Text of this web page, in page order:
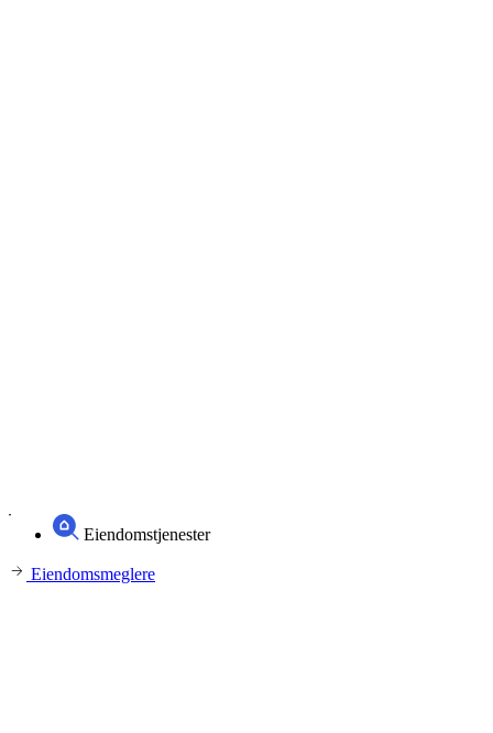
Eiendomstjenester
Eiendomsmeglere